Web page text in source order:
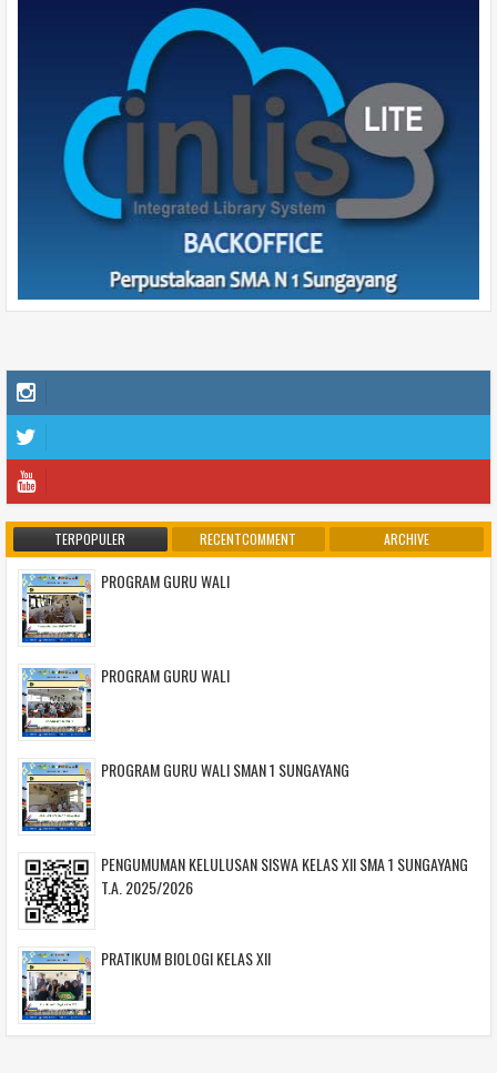
TERPOPULER RECENTCOMMENT ARCHIVE
PROGRAM GURU WALI
PROGRAM GURU WALI
PROGRAM GURU WALI SMAN 1 SUNGAYANG
PENGUMUMAN KELULUSAN SISWA KELAS XII SMA 1 SUNGAYANG
T.A. 2025/2026
PRATIKUM BIOLOGI KELAS XII